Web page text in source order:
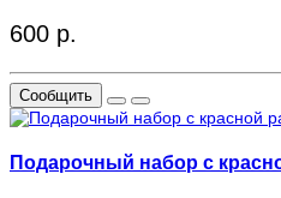
600 р.
Сообщить
Подарочный набор с